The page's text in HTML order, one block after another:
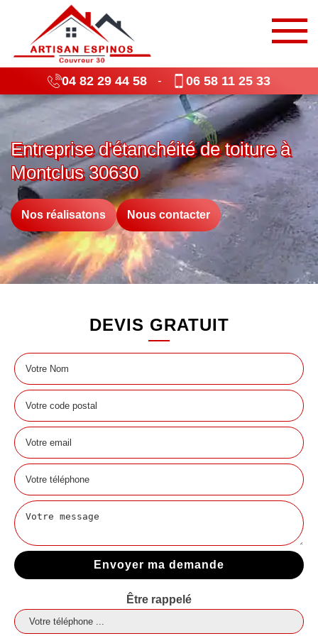
04 82 29 44 58 - 06 58 11 25 33
Entreprise d'étanchéité de toiture à
Montclus 30630
Nos réalisatons Nous contacter
DEVIS GRATUIT
Être rappelé